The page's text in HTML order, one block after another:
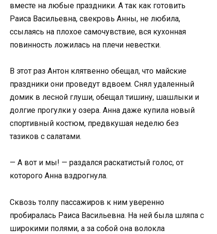
вместе на любые праздники. А так как готовить
Раиса Васильевна, свекровь Анны, не любила,
ссылаясь на плохое самочувствие, вся кухонная
повинность ложилась на плечи невестки.
В этот раз Антон клятвенно обещал, что майские
праздники они проведут вдвоем. Снял удаленный
домик в лесной глуши, обещал тишину, шашлыки и
долгие прогулки у озера. Анна даже купила новый
спортивный костюм, предвкушая неделю без
тазиков с салатами.
— А вот и мы! — раздался раскатистый голос, от
которого Анна вздрогнула.
Сквозь толпу пассажиров к ним уверенно
пробиралась Раиса Васильевна. На ней была шляпа с
широкими полями, а за собой она волокла